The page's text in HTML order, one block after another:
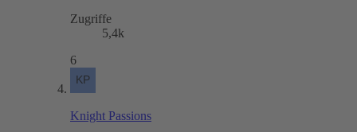
Zugriffe
5,4k
6
Knight Passions